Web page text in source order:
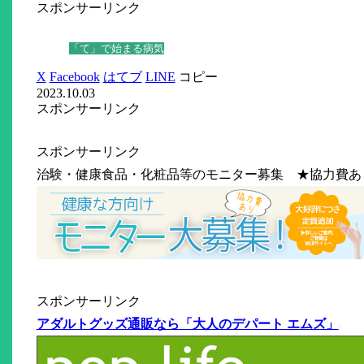
スポンサーリンク
「て」で始まる病気
X Facebook はてブ LINE コピー
2023.10.03
スポンサーリンク
スポンサーリンク
治験・健康食品・化粧品等のモニター募集 ★協力費あ
スポンサーリンク
アダルトグッズ通販なら「大人のデパート エムズ」